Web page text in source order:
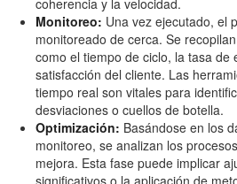
Monitoreo: Una vez ejecutado, el
monitoreado de cerca. Se
como el tiempo de ciclo, la tasa de
satisfacción del cliente. Las
tiempo real son vitales para
desviaciones o cuellos de botella.
Optimización: Basándose en los
monitoreo, se analizan los
mejora. Esta fase puede implicar
significativos o la aplicación de